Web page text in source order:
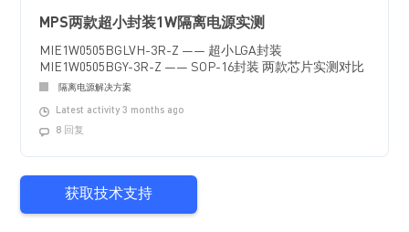
MPS两款超小封装1W隔离电源实测
MIE1W0505BGLVH-3R-Z —— 超小LGA封装
MIE1W0505BGY-3R-Z —— SOP-16封装 两款芯片实测对比
隔离电源解决方案
Latest activity 3 months ago
8 回复
获取技术支持